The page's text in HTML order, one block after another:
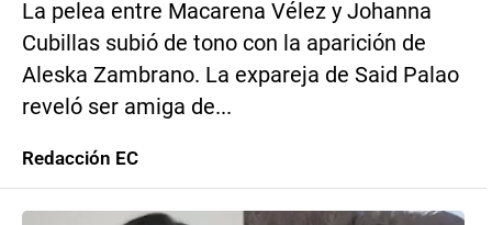
La pelea entre Macarena Vélez y Johanna
Cubillas subió de tono con la aparición de
Aleska Zambrano. La expareja de Said Palao
reveló ser amiga de...
Redacción EC